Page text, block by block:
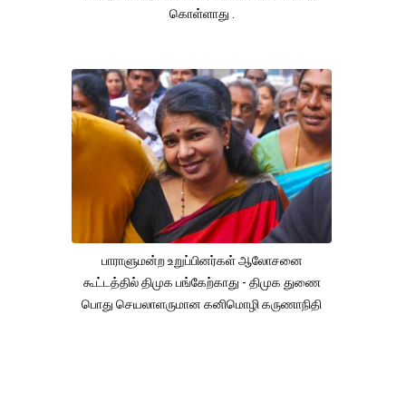
கொள்ளாது .
பாராளுமன்ற உறுப்பினர்கள் ஆலோசனை
கூட்டத்தில் திமுக பங்கேற்காது - திமுக துணை
பொது செயலாளருமான கனிமொழி கருணாநிதி